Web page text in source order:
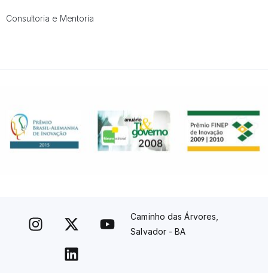
Consultoria e Mentoria
Caminho das Árvores,
Salvador - BA